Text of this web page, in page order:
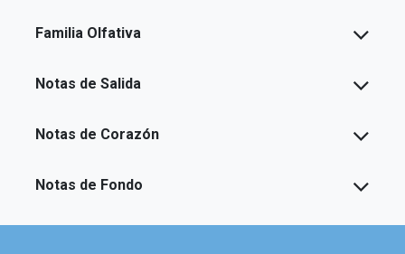
Familia Olfativa
Notas de Salida
Notas de Corazón
Notas de Fondo